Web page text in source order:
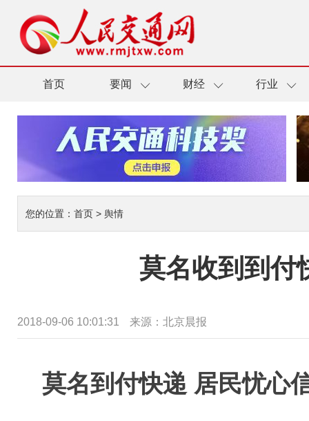
首页 要闻 财经 行业
您的位置： 首页 > 舆情
莫名收到到付
2018-09-06 10:01:31 来源：北京晨报
莫名到付快递 居民忧心